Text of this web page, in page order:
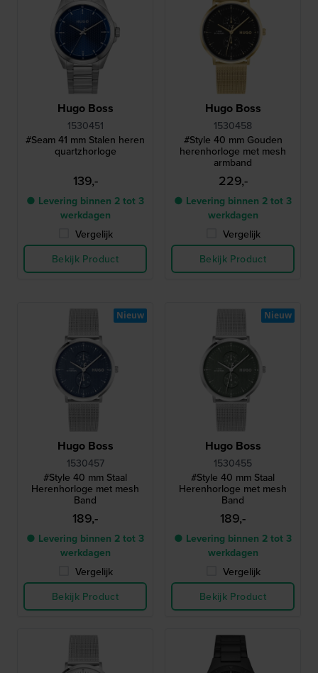
Hugo Boss
1530451
#Seam 41 mm Stalen heren
quartzhorloge
139,-
● Levering binnen 2 tot 3
werkdagen
Vergelijk
Bekijk Product
Hugo Boss
1530458
#Style 40 mm Gouden
herenhorloge met mesh
armband
229,-
● Levering binnen 2 tot 3
werkdagen
Vergelijk
Bekijk Product
Hugo Boss
1530457
#Style 40 mm Staal
Herenhorloge met mesh
Band
189,-
● Levering binnen 2 tot 3
werkdagen
Vergelijk
Bekijk Product
Nieuw
Hugo Boss
1530455
#Style 40 mm Staal
Herenhorloge met mesh
Band
189,-
● Levering binnen 2 tot 3
werkdagen
Vergelijk
Bekijk Product
Nieuw